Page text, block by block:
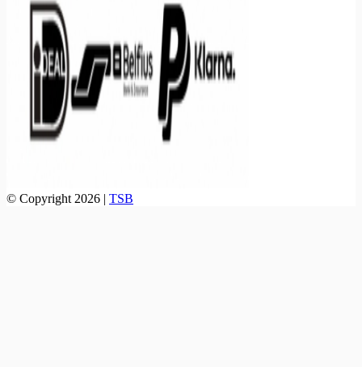
© Copyright 2026 | TSB